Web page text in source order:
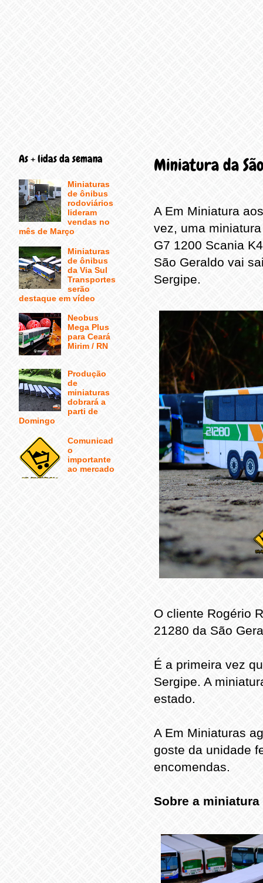
Miniatura da
A Em Miniatura
vez, uma
G7 1200 Scania
São Geraldo vai
Sergipe.
O cliente Rogério
21280 da São
É a primeira vez
Sergipe. A
estado.
A Em Miniaturas
goste da unidade
encomendas.
Sobre a miniatura
As + lidas da semana
Miniaturas
de ônibus
rodoviários
lideram
vendas no
mês de Março
Miniaturas
de ônibus
da Via Sul
Transportes
serão
destaque em vídeo
Neobus
Mega Plus
para Ceará
Mirim / RN
Produção
de
miniaturas
dobrará a
parti de
Domingo
Comunicad
o
importante
ao mercado